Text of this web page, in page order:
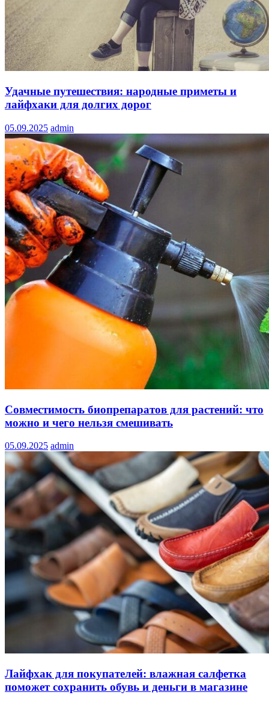
Удачные путешествия: народные приметы и
лайфхаки для долгих дорог
05.09.2025 admin
Совместимость биопрепаратов для растений: что
можно и чего нельзя смешивать
05.09.2025 admin
Лайфхак для покупателей: влажная салфетка
поможет сохранить обувь и деньги в магазине